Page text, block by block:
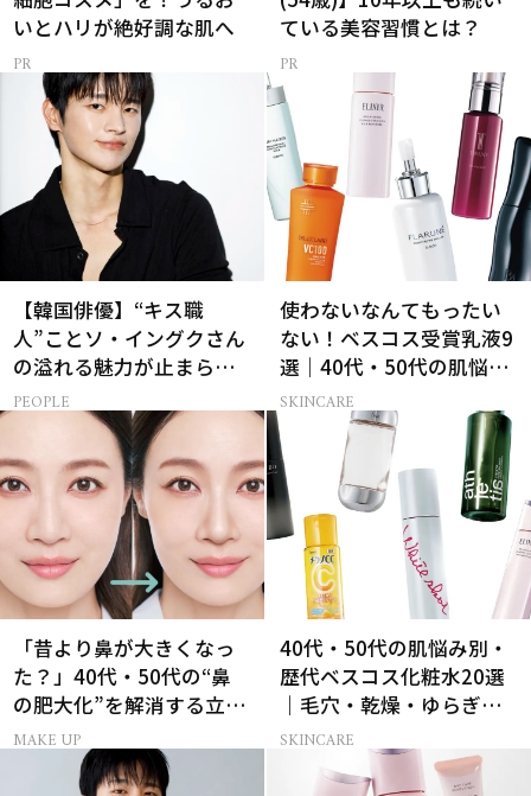
いとハリが絶好調な肌へ
ている美容習慣とは？
【韓国俳優】“キス職
人”ことソ・イングクさん
の溢れる魅力が止まらな
い【特別画像集】
PEOPLE
使わないなんてもったい
ない！ベスコス受賞乳液9
選｜40代・50代の肌悩み
別まとめ
SKINCARE
「昔より鼻が大きくなっ
た？」40代・50代の“鼻
の肥大化”を解消する立体
小鼻メイク
MAKE UP
40代・50代の肌悩み別・
歴代ベスコス化粧水20選
｜毛穴・乾燥・ゆらぎな
ど
SKINCARE